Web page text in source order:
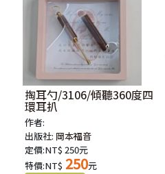
掏耳勺/3106/傾聽360度四
環耳扒
作者:
出版社: 岡本福音
定價:NT$ 250元
特價:NT$ 250元